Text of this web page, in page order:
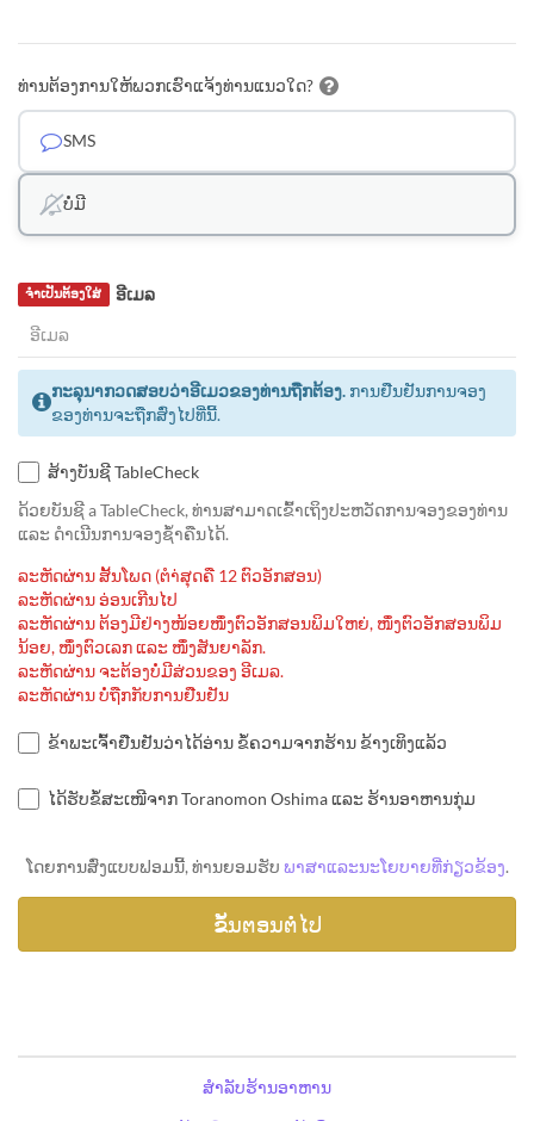
ທ່ານຕ້ອງການໃຫ້ພວກເຮົາແຈ້ງທ່ານແນວໃດ?
SMS
ບໍ່ມີ
ອີເມລ
ຈຳເປັນຕ້ອງໃສ່
ກະລຸນາກວດສອບວ່າອີເມວຂອງທ່ານຖືກຕ້ອງ. ການຢືນຢັນການຈອງ
ຂອງທ່ານຈະຖືກສົ່ງໄປທີ່ນີ້.
ສ້າງບັນຊີ TableCheck
ດ້ວຍບັນຊີ a TableCheck, ທ່ານສາມາດເຂົ້າເຖິງປະຫວັດການຈອງຂອງທ່ານ
ແລະ ດຳເນີນການຈອງຊ້ຳຄືນໄດ້.
ລະຫັດຜ່ານ ສັ້ນໂພດ (ຕຳ່ສຸດຄື 12 ຕົວອັກສອນ)
ລະຫັດຜ່ານ ອ່ອນເກີນໄປ
ລະຫັດຜ່ານ ຕ້ອງມີຢ່າງໜ້ອຍໜຶ່ງຕົວອັກສອນພິມໃຫຍ່, ໜຶ່ງຕົວອັກສອນພິມ
ນ້ອຍ, ໜຶ່ງຕົວເລກ ແລະ ໜຶ່ງສັນຍາລັກ.
ລະຫັດຜ່ານ ຈະຕ້ອງບໍ່ມີສ່ວນຂອງ ອີເມລ.
ລະຫັດຜ່ານ ບໍ່ຖືກກັບການຢືນຢັນ
ຂ້າພະເຈົ້າຢືນຢັນວ່າໄດ້ອ່ານ ຂໍ້ຄວາມຈາກຮ້ານ ຂ້າງເທິງແລ້ວ
ໄດ້ຮັບຂໍ້ສະເໜີຈາກ Toranomon Oshima ແລະ ຮ້ານອາຫານກຸ່ມ
ໂດຍການສົ່ງແບບຟອມນີ້, ທ່ານຍອມຮັບ ພາສາແລະນະໂຍບາຍທີ່ກ່ຽວຂ້ອງ.
ສຳລັບຮ້ານອາຫານ